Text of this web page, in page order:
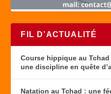
FIL D’ACTUALITÉ
Course hippique au
une discipline en quête
Natation au Tchad : une